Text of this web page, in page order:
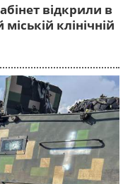
відкрили в
клінічній